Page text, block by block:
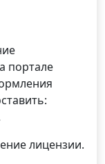
портале
лицензии.